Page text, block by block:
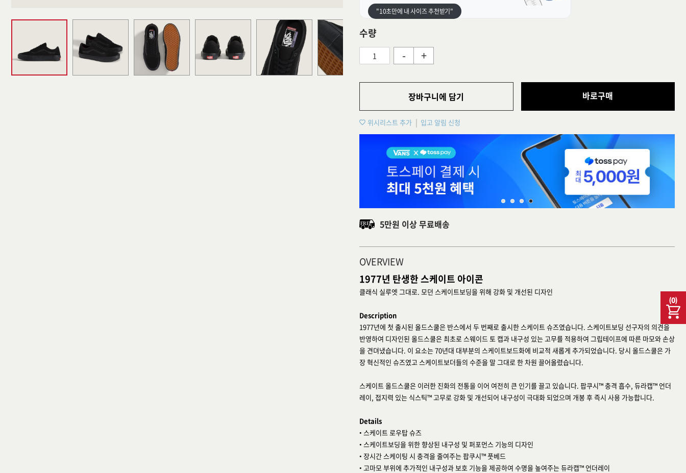
(0)
"10초만에 내 사이즈 추천받기"
수량
- +
장바구니에 담기 바로구매
위시리스트 추가 입고 알림 신청
5만원 이상 무료배송
OVERVIEW
1977년 탄생한 스케이트 아이콘
클래식 실루엣 그대로. 모던 스케이트보딩을 위해 강화 및 개선된 디자인
Description
1977년에 첫 출시된 올드스쿨은 반스에서 두 번째로 출시한 스케이트 슈즈였습니다. 스케이트보딩 선구자의 의견을
반영하여 디자인된 올드스쿨은 최초로 스웨이드 토 캡과 내구성 있는 고무를 적용하여 그립테이프에 따른 마모와 손상
을 견뎌냈습니다. 이 요소는 70년대 대부분의 스케이트보드화에 비교적 새롭게 추가되었습니다. 당시 올드스쿨은 가
장 혁신적인 슈즈였고 스케이트보더들의 수준을 말 그대로 한 차원 끌어올렸습니다.
스케이트 올드스쿨은 이러한 진화의 전통을 이어 여전히 큰 인기를 끌고 있습니다. 팝쿠시™ 충격 흡수, 듀라캡™ 언더
레이, 접지력 있는 식스틱™ 고무로 강화 및 개선되어 내구성이 극대화 되었으며 개봉 후 즉시 사용 가능합니다.
Details
• 스케이트 로우탑 슈즈
• 스케이트보딩을 위한 향상된 내구성 및 퍼포먼스 기능의 디자인
• 장시간 스케이팅 시 충격을 줄여주는 팝쿠시™ 풋베드
• 고마모 부위에 추가적인 내구성과 보호 기능을 제공하여 수명을 높여주는 듀라캡™ 언더레이